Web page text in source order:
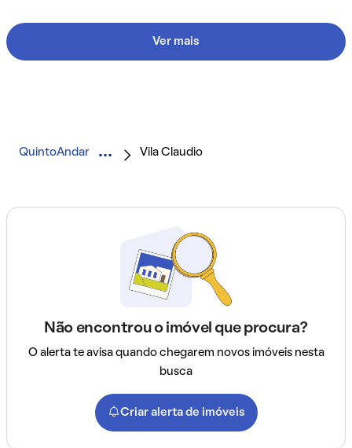
Ver mais
QuintoAndar Vila Claudio
Não encontrou o imóvel que procura?
O alerta te avisa quando chegarem novos imóveis nesta
busca
Criar alerta de imóveis